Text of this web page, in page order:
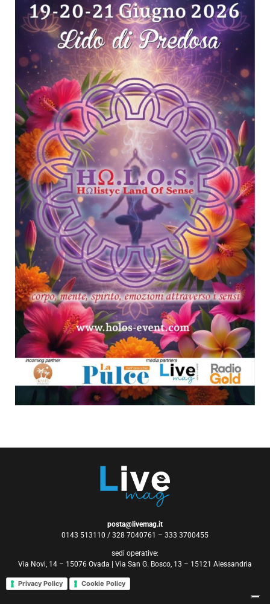
posta@livemag.it
0143 513110 / 328 7040761 – 333 3700455
sedi operative:
Via Novi, 14 – 15076 Ovada | Via San G. Bosco, 13 – 15121 Alessandria
Privacy Policy Cookie Policy